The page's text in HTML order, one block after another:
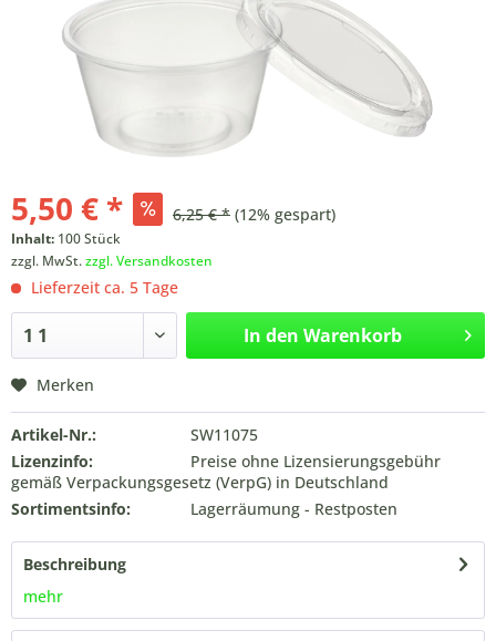
5,50 € * 6,25 € * (12% gespart)
Inhalt: 100 Stück
zzgl. MwSt.zzgl. Versandkosten
Lieferzeit ca. 5 Tage
In den Warenkorb
Merken
Artikel-Nr.:
SW11075
Lizenzinfo:
Preise ohne Lizensierungsgebühr
gemäß Verpackungsgesetz (VerpG) in Deutschland
Sortimentsinfo:
Lagerräumung - Restposten
Beschreibung
mehr